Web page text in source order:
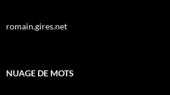
romain.gires.net
NUAGE DE MOTS